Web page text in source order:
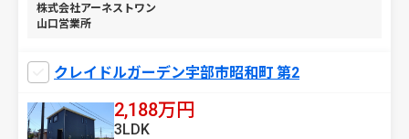
株式会社アーネストワン
山口営業所
クレイドルガーデン宇部市昭和町 第2
2,188万円
3LDK